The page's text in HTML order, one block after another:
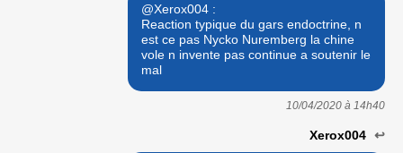
@Xerox004 :
Reaction typique du gars endoctrine, n
est ce pas Nycko Nuremberg la chine
vole n invente pas continue a soutenir le
mal
10/04/2020 à 14h40
Xerox004 ↩